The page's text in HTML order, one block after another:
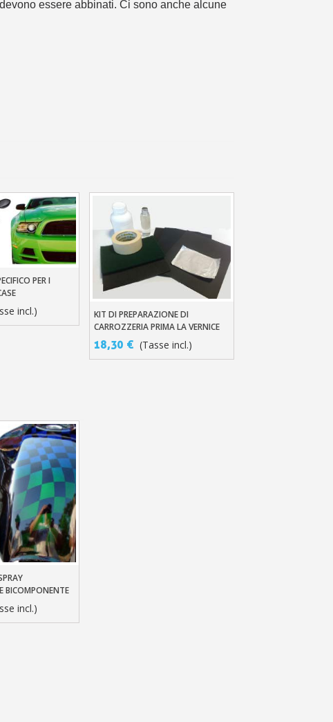
essere abbinati. Ci sono anche alcune
PER I
E DELLE
incl.) Aggiungi Al Carrello
KIT DI PREPARAZIONE DI
CARROZZERIA PRIMA LA VERNICE
18,30 € (Tasse incl.)
BICOMPONENTE
incl.)